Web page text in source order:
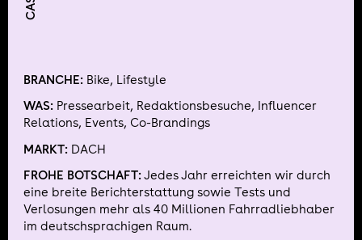
BRANCHE: Bike, Lifestyle
WAS: Pressearbeit, Redaktionsbesuche, Influencer
Relations, Events, Co-Brandings
MARKT: DACH
FROHE BOTSCHAFT:Jedes Jahr erreichten wir durch
eine breite Berichterstattung sowie Tests und
Verlosungen mehr als 40 Millionen Fahrradliebhaber
im deutschsprachigen Raum.